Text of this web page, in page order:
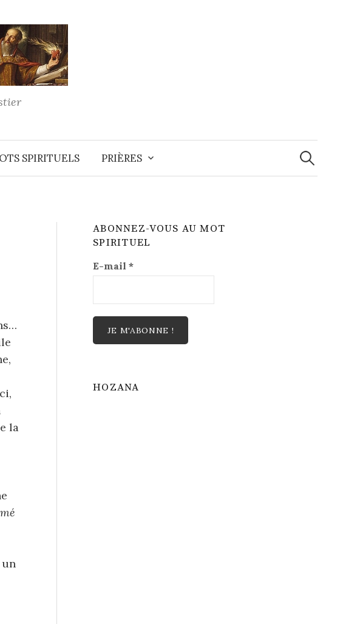
SPIRITUELS PRIÈRES
la
ABONNEZ-VOUS AU MOT
SPIRITUEL
E-mail*
HOZANA